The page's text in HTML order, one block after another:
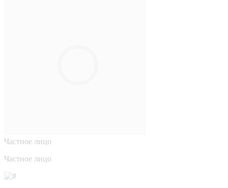
Частное лицо
Частное лицо